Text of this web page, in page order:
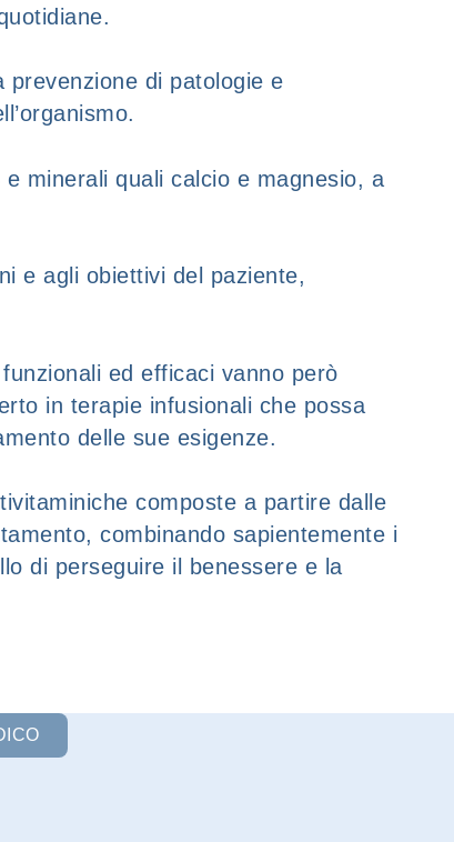
di patologie e
minerali quali calcio e magnesio, a
e agli obiettivi del paziente,
ed efficaci vanno però
in terapie infusionali che possa
delle sue esigenze.
composte a partire dalle
combinando sapientemente i
di perseguire il benessere e la